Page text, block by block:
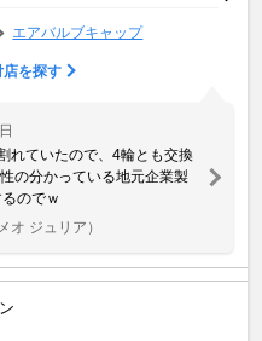
エアバルブキャップ
店を探す
れていたので、4輪とも交換
の分かっている地元企業製
のでｗ
オ ジュリア）